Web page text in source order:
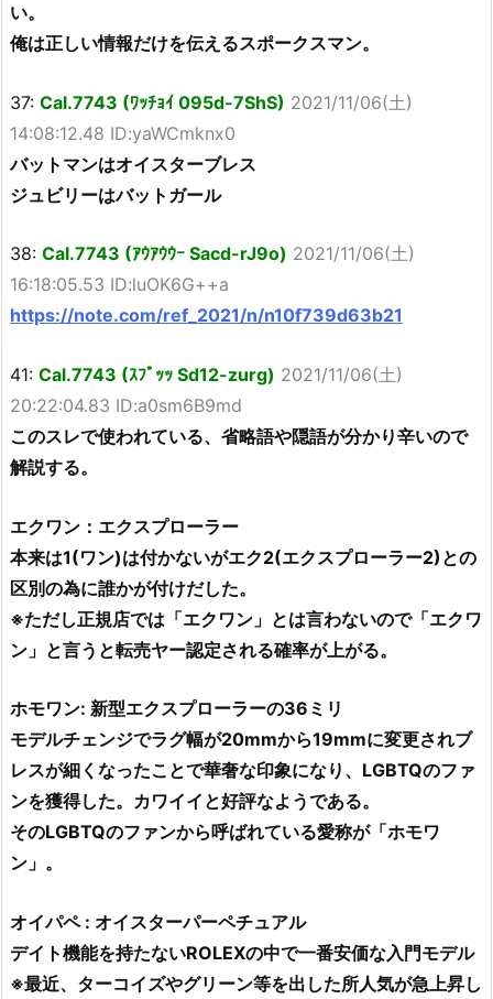
い。
俺は正しい情報だけを伝えるスポークスマン。
37: Cal.7743 (ﾜｯﾁｮｲ 095d-7ShS) 2021/11/06(土)
14:08:12.48 ID:yaWCmknx0
バットマンはオイスターブレス
ジュビリーはバットガール
38: Cal.7743 (ｱｳｱｳｳｰ Sacd-rJ9o) 2021/11/06(土)
16:18:05.53 ID:luOK6G++a
https://note.com/ref_2021/n/n10f739d63b21
41: Cal.7743 (ｽﾌﾟｯｯ Sd12-zurg) 2021/11/06(土)
20:22:04.83 ID:a0sm6B9md
このスレで使われている、省略語や隠語が分かり辛いので
解説する。
エクワン：エクスプローラー
本来は1(ワン)は付かないがエク2(エクスプローラー2)との
区別の為に誰かが付けだした。
※ただし正規店では「エクワン」とは言わないので「エクワ
ン」と言うと転売ヤー認定される確率が上がる。
ホモワン: 新型エクスプローラーの36ミリ
モデルチェンジでラグ幅が20mmから19mmに変更されブ
レスが細くなったことで華奢な印象になり、LGBTQのファ
ンを獲得した。カワイイと好評なようである。
そのLGBTQのファンから呼ばれている愛称が「ホモワ
ン」。
オイパペ : オイスターパーペチュアル
デイト機能を持たないROLEXの中で一番安価な入門モデル
※最近、ターコイズやグリーン等を出した所人気が急上昇し